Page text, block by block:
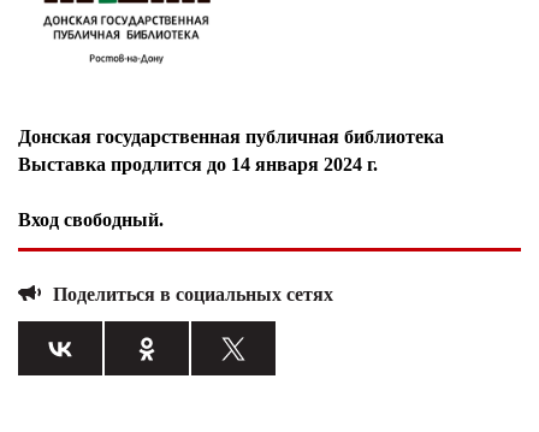
Донская государственная публичная библиотека
Выставка продлится до 14 января 2024 г.
Вход свободный.
Поделиться в социальных сетях